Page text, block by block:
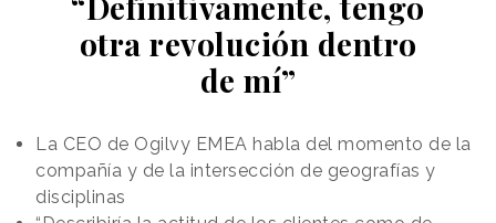
otra revolución dentro
de mí”
La CEO de Ogilvy EMEA habla del momento de la
compañía y de la intersección de geografías y
disciplinas